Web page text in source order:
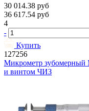
30 014.38 руб
36 617.54 руб
4
-
Купить
127256
Микрометр зубомерный
и винтом ЧИЗ